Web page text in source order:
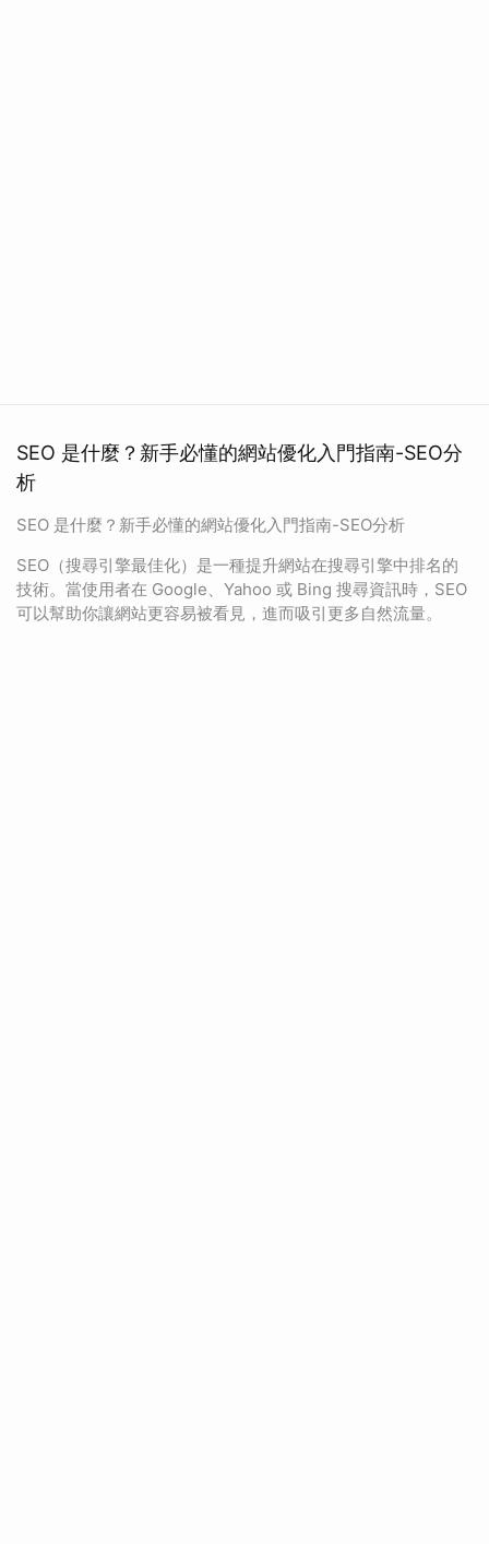
SEO 是什麼？新手必懂的網站優化入門指南-SEO分
析
SEO 是什麼？新手必懂的網站優化入門指南-SEO分析
SEO（搜尋引擎最佳化）是一種提升網站在搜尋引擎中排名的
技術。當使用者在 Google、Yahoo 或 Bing 搜尋資訊時，SEO
可以幫助你讓網站更容易被看見，進而吸引更多自然流量。